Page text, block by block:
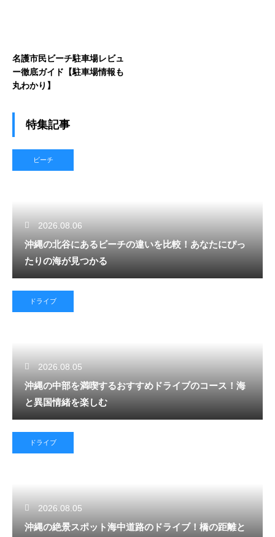
名護市民ビーチ駐車場レビュ
ー徹底ガイド【駐車場情報も
丸わかり】
特集記事
ビーチ
2026.08.06
沖縄の北谷にあるビーチの違いを比較！あなたにぴっ
たりの海が見つかる
ドライブ
2026.08.05
沖縄の中部を満喫するおすすめドライブのコース！海
と異国情緒を楽しむ
ドライブ
2026.08.05
沖縄の絶景スポット海中道路のドライブ！橋の距離と